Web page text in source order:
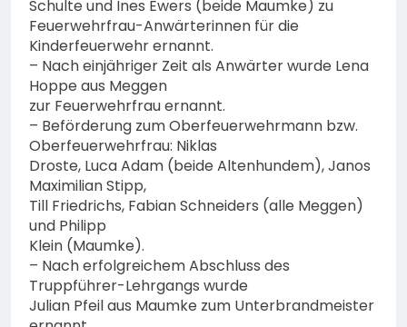
Schulte und Ines Ewers (beide Maumke) zu
Feuerwehrfrau-Anwärterinnen für die
Kinderfeuerwehr ernannt.
– Nach einjähriger Zeit als Anwärter wurde Lena
Hoppe aus Meggen
zur Feuerwehrfrau ernannt.
– Beförderung zum Oberfeuerwehrmann bzw.
Oberfeuerwehrfrau: Niklas
Droste, Luca Adam (beide Altenhundem), Janos
Maximilian Stipp,
Till Friedrichs, Fabian Schneiders (alle Meggen)
und Philipp
Klein (Maumke).
– Nach erfolgreichem Abschluss des
Truppführer-Lehrgangs wurde
Julian Pfeil aus Maumke zum Unterbrandmeister